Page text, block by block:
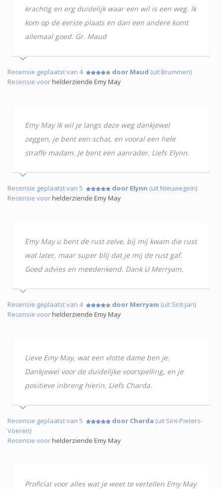
krachtig en erg duidelijk waar een wil is een weg. Ik
kom op de eerste plaats en dan een andere komt
allemaal goed. Gr. Maud
Recensie geplaatst van 4 door Maud (uit Brummen)
Recensie voorhelderziende Emy May
Emy May Ik wil je langs deze weg dankjewel
zeggen, je bent een schat, en vooral een hele
straffe madam. Je bent een aanrader. Liefs Elynn.
Recensie geplaatst van 5 door Elynn (uit Nieuwegein)
Recensie voorhelderziende Emy May
Emy May u bent de rust zelve, bij mij kwam die rust
wat later, maar super blij dat je mij de rust gaf.
Goed advies en meedenkend. Dank U Merryam.
Recensie geplaatst van 4 door Merryam (uit Sint-Jan)
Recensie voorhelderziende Emy May
Lieve Emy May, wat een vlotte dame ben je.
Dankjewel voor de duidelijke voorspelling, en je
positieve inbreng hierin. Liefs Charda.
Recensie geplaatst van 5 door Charda (uit Sint-Pieters-
Voeren)
Recensie voorhelderziende Emy May
Proficiat voor alles wat je weet te vertellen Emy May